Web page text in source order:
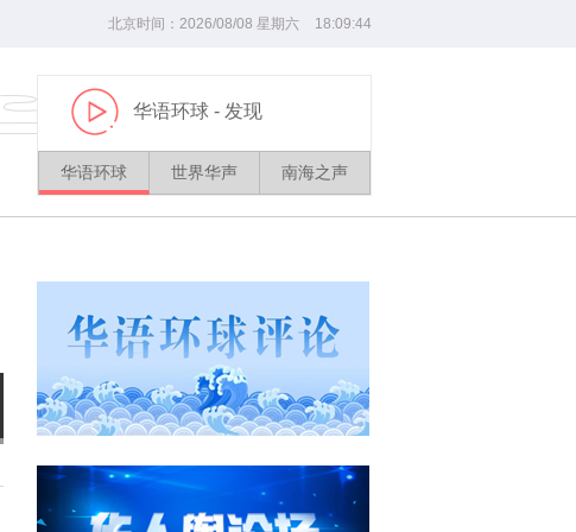
北京时间： 2026/08/08 星期六 18:09:45
播
放
华语环球 - 发现
华语环球 世界华声 南海之声